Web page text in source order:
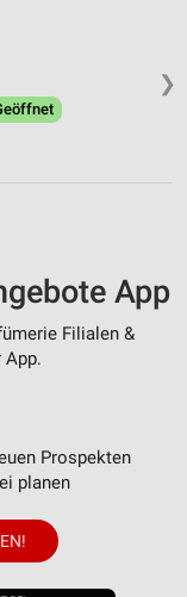
❯
App
Filialen &
App.
Prospekten
planen